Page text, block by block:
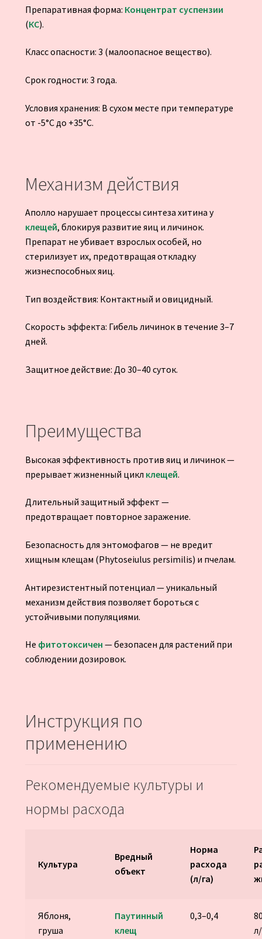
Препаративная форма: Концентрат суспензии
(КС).
Класс опасности: 3 (малоопасное вещество).
Срок годности: 3 года.
Условия хранения: В сухом месте при температуре
от -5°C до +35°C.
Механизм действия
Аполло нарушает процессы синтеза хитина у
клещей, блокируя развитие яиц и личинок.
Препарат не убивает взрослых особей, но
стерилизует их, предотвращая откладку
жизнеспособных яиц.
Тип воздействия: Контактный и овицидный.
Скорость эффекта: Гибель личинок в течение 3–7
дней.
Защитное действие: До 30–40 суток.
Преимущества
Высокая эффективность против яиц и личинок —
прерывает жизненный цикл клещей.
Длительный защитный эффект —
предотвращает повторное заражение.
Безопасность для энтомофагов — не вредит
хищным клещам (Phytoseiulus persimilis) и пчелам.
Антирезистентный потенциал — уникальный
механизм действия позволяет бороться с
устойчивыми популяциями.
Не фитотоксичен — безопасен для растений при
соблюдении дозировок.
Инструкция по
применению
Рекомендуемые культуры и
нормы расхода
Культура
Вредный
объект
Норма
расхода
(л/га)
Яблоня,
груша
Паутинный
клещ
0,3–0,4